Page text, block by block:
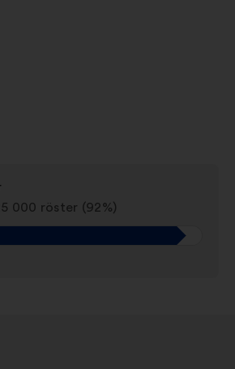
000 röster (92%)